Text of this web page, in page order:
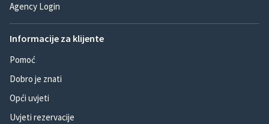
Agency Login
Informacije za klijente
Pomoć
Dobro je znati
Opći uvjeti
Uvjeti rezervacije